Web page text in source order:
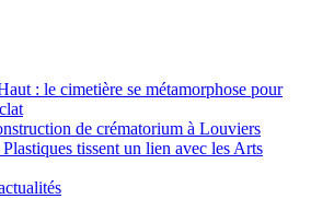
: le cimetière se métamorphose pour
de crématorium à Louviers
tissent un lien avec les Arts